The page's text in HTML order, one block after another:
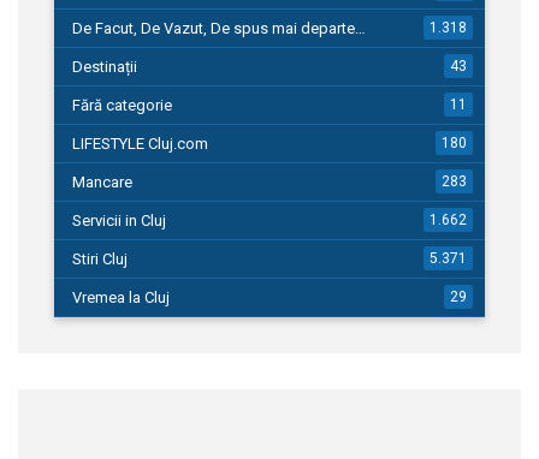
De Facut, De Vazut, De spus mai departe… 1.318
Destinații 43
Fără categorie 11
LIFESTYLE Cluj.com 180
Mancare 283
Servicii in Cluj 1.662
Stiri Cluj 5.371
Vremea la Cluj 29